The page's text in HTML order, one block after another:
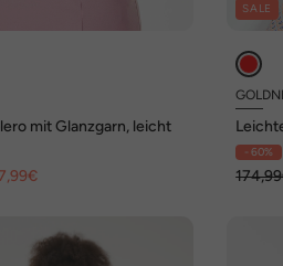
mit Glanzgarn, leicht
SALE
- 60%